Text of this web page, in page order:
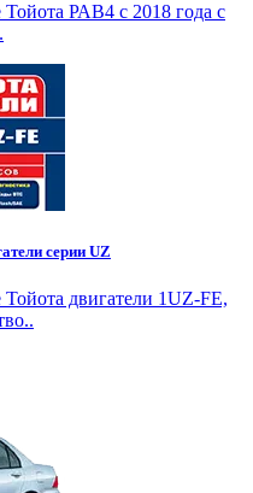
РАВ4 с 2018 года с
серии UZ
двигатели 1UZ-FE,